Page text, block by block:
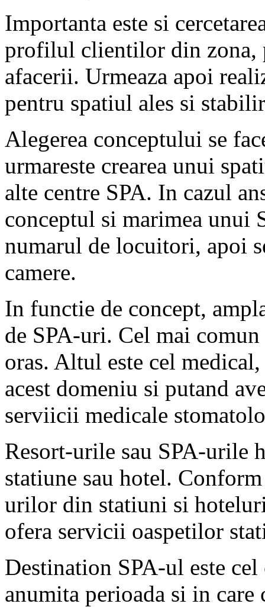
Importanta este si
profilul clientilor din zona,
afacerii. Urmeaza apoi
pentru spatiul ales si
Alegerea conceptului se
urmareste crearea unui
alte centre SPA. In cazul
conceptul si marimea unui
numarul de locuitori, apoi
camere.
In functie de concept,
de SPA-uri. Cel mai
oras. Altul este cel
acest domeniu si putand
serviicii medicale
Resort-urile sau SPA-urile
statiune sau hotel.
urilor din statiuni si
ofera servicii oaspetilor
Destination SPA-ul este
anumita perioada si in